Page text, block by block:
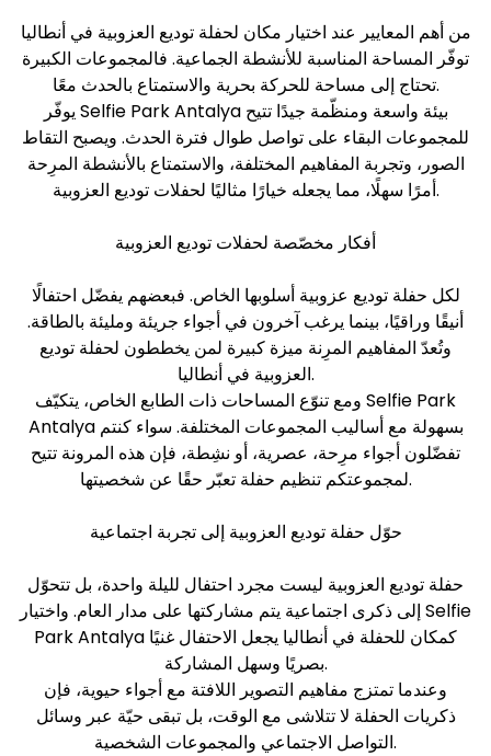
من أهم المعايير عند اختيار مكان لحفلة توديع العزوبية في أنطاليا
توفّر المساحة المناسبة للأنشطة الجماعية. فالمجموعات الكبيرة
تحتاج إلى مساحة للحركة بحرية والاستمتاع بالحدث معًا.
يوفّر Selfie Park Antalya بيئة واسعة ومنظّمة جيدًا تتيح
للمجموعات البقاء على تواصل طوال فترة الحدث. ويصبح التقاط
الصور، وتجربة المفاهيم المختلفة، والاستمتاع بالأنشطة المرِحة
أمرًا سهلًا، مما يجعله خيارًا مثاليًا لحفلات توديع العزوبية.
أفكار مخصّصة لحفلات توديع العزوبية
لكل حفلة توديع عزوبية أسلوبها الخاص. فبعضهم يفضّل احتفالًا
أنيقًا وراقيًا، بينما يرغب آخرون في أجواء جريئة ومليئة بالطاقة.
وتُعدّ المفاهيم المرِنة ميزة كبيرة لمن يخططون لحفلة توديع
العزوبية في أنطاليا.
ومع تنوّع المساحات ذات الطابع الخاص، يتكيّف Selfie Park
Antalya بسهولة مع أساليب المجموعات المختلفة. سواء كنتم
تفضّلون أجواء مرِحة، عصرية، أو نشِطة، فإن هذه المرونة تتيح
لمجموعتكم تنظيم حفلة تعبّر حقًا عن شخصيتها.
حوّل حفلة توديع العزوبية إلى تجربة اجتماعية
حفلة توديع العزوبية ليست مجرد احتفال لليلة واحدة، بل تتحوّل
إلى ذكرى اجتماعية يتم مشاركتها على مدار العام. واختيار Selfie
Park Antalya كمكان للحفلة في أنطاليا يجعل الاحتفال غنيًا
بصريًا وسهل المشاركة.
وعندما تمتزج مفاهيم التصوير اللافتة مع أجواء حيوية، فإن
ذكريات الحفلة لا تتلاشى مع الوقت، بل تبقى حيّة عبر وسائل
التواصل الاجتماعي والمجموعات الشخصية.